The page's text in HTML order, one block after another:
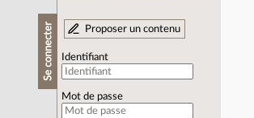
Se connecter Proposer un contenu
Identifiant
Mot de passe